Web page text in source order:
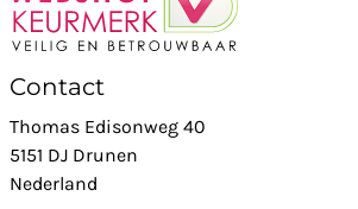
Contact
Thomas Edisonweg 40
5151 DJ Drunen
Nederland